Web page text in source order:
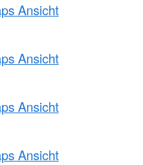
Ansicht
Ansicht
Ansicht
Ansicht